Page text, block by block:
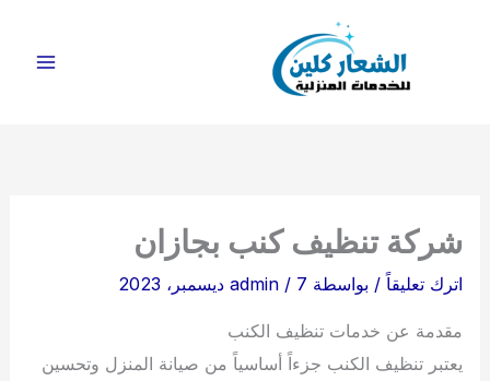
شركة تنظيف كنب بجازان
اترك تعليقاً / بواسطة admin / 7 ديسمبر، 2023
مقدمة عن خدمات تنظيف الكنب
يعتبر تنظيف الكنب جزءاً أساسياً من صيانة المنزل وتحسين